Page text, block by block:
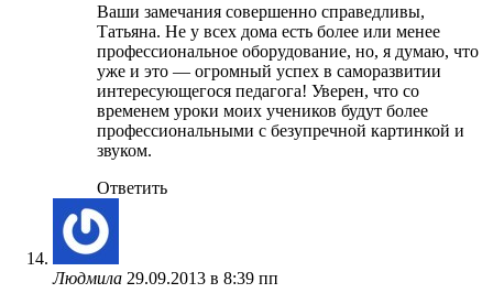
Ваши замечания совершенно справедливы,
Татьяна. Не у всех дома есть более или менее
профессиональное оборудование, но, я думаю, что
уже и это — огромный успех в саморазвитии
интересующегося педагога! Уверен, что со
временем уроки моих учеников будут более
профессиональными с безупречной картинкой и
звуком.
Ответить
Людмила 29.09.2013 в 8:39 пп